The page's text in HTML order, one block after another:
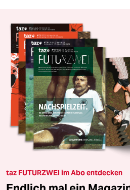
taz FUTURZWEI im Abo entdecken